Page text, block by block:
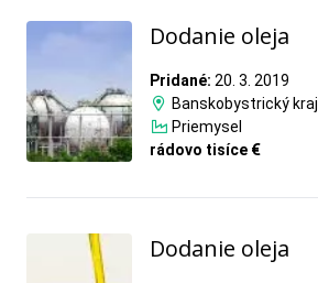
Dodanie oleja
Pridané: 20. 3. 2019
Banskobystrický kraj
Priemysel
rádovo tisíce €
Dodanie oleja